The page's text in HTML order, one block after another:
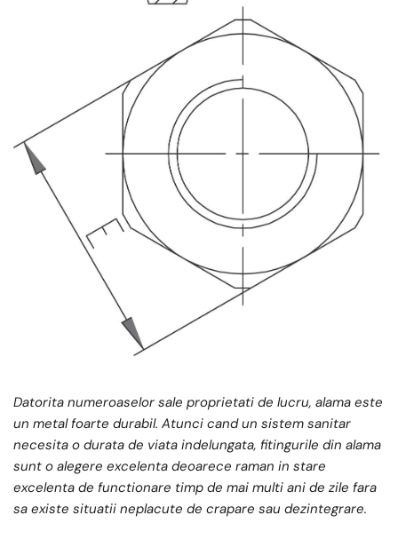
Datorita numeroaselor sale proprietati de lucru, alama este
un metal foarte durabil. Atunci cand un sistem sanitar
necesita o durata de viata indelungata, fitingurile din alama
sunt o alegere excelenta deoarece raman in stare
excelenta de functionare timp de mai multi ani de zile fara
sa existe situatii neplacute de crapare sau dezintegrare.